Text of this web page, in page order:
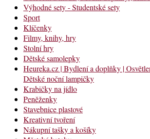
Výhodné sety - Studentské sety
Sport
Klíčenky
Filmy, knihy, hry
Stolní hry
Dětské samolepky
Heureka.cz | Bydlení a doplňky |
Dětské noční lampičky
Krabičky na jídlo
Peněženky
Stavebnice plastové
Kreativní tvoření
Nákupní tašky a košíky